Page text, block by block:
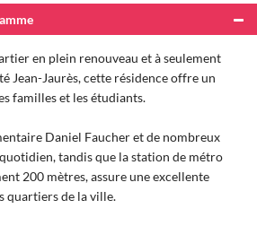
en plein renouveau et à seulement
Jean-Jaurès, cette résidence offre un
familles et les étudiants.
Daniel Faucher et de nombreux
tandis que la station de métro
200 mètres, assure une excellente
quartiers de la ville.